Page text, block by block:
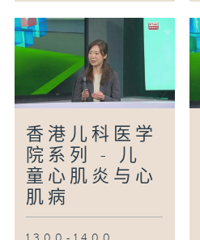
香港儿科医学
院系列 - 儿
童心肌炎与心
肌病